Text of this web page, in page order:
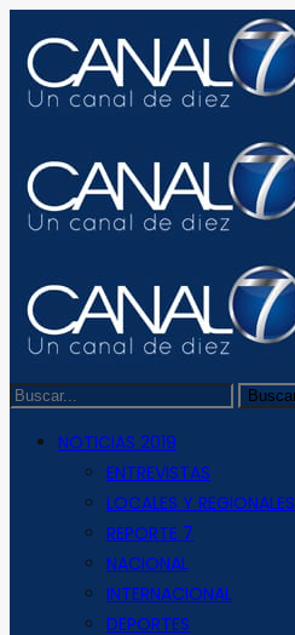
NOTICIAS 2019
ENTREVISTAS
LOCALES Y REGIONALES
REPORTE 7
NACIONAL
INTERNACIONAL
DEPORTES